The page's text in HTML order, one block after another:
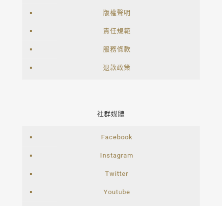
版權聲明
責任規範
服務條款
退款政策
社群媒體
Facebook
Instagram
Twitter
Youtube